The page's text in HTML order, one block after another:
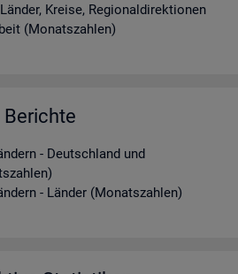
Kreise, Regionaldirektionen
(Monatszahlen)
Berichte
- Deutschland und
- Länder (Monatszahlen)